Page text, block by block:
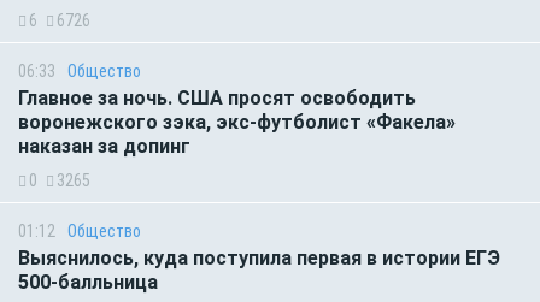
6 6726
06:33 Общество
Главное за ночь. CША просят освободить
воронежского зэка, экс-футболист «Факела»
наказан за допинг
0 3265
01:12 Общество
Выяснилось, куда поступила первая в истории ЕГЭ
500-балльница